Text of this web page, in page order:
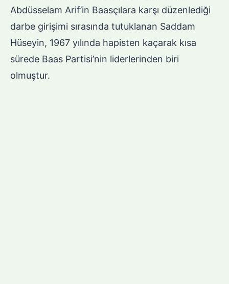
Abdüsselam Arif’in Baasçılara karşı düzenlediği
darbe girişimi sırasında tutuklanan Saddam
Hüseyin, 1967 yılında hapisten kaçarak kısa
sürede Baas Partisi’nin liderlerinden biri
olmuştur.